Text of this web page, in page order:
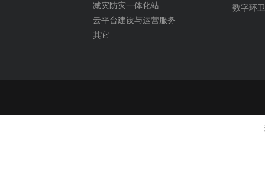
减灾防灾一体化站
云平台建设与运营服务
其它
数字环卫